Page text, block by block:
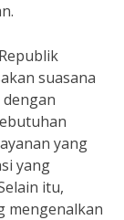
suasana
yang
yang
itu,
mengenalkan